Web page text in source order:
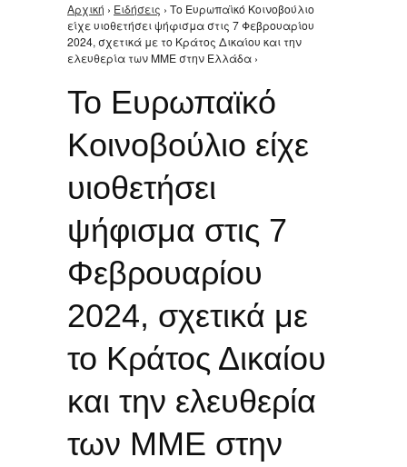
Είστε εδώ
Αρχική › Ειδήσεις › Το Ευρωπαϊκό Κοινοβούλιο
είχε υιοθετήσει ψήφισμα στις 7 Φεβρουαρίου
2024, σχετικά με το Κράτος Δικαίου και την
ελευθερία των ΜΜΕ στην Ελλάδα ›
Το Ευρωπαϊκό
Κοινοβούλιο είχε
υιοθετήσει
ψήφισμα στις 7
Φεβρουαρίου
2024, σχετικά με
το Κράτος Δικαίου
και την ελευθερία
των ΜΜΕ στην